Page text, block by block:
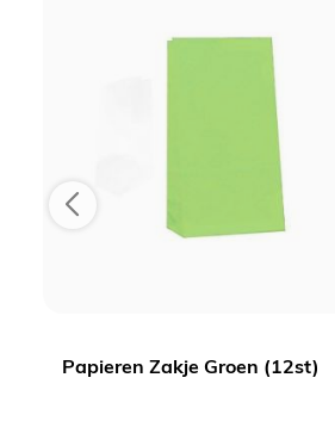
Papieren Zakje Groen (12st)